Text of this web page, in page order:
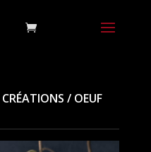
CRÉATIONS / OEUF